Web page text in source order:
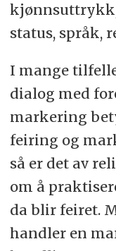
status, språk,
I mange
dialog med
markering
feiring og
så er det av
om å
da blir feiret.
handler en